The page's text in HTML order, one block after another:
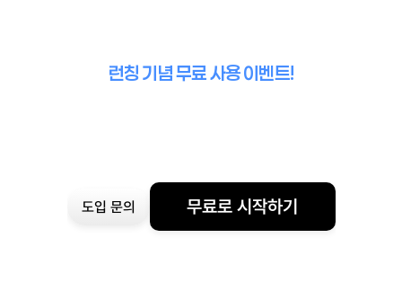
런칭 기념 무료 사용 이벤트!
도입 문의 무료로 시작하기